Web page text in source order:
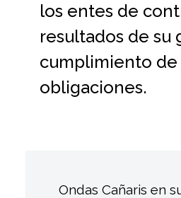
los entes de
resultados de su
cumplimiento de
obligaciones.
Ondas Cañaris en